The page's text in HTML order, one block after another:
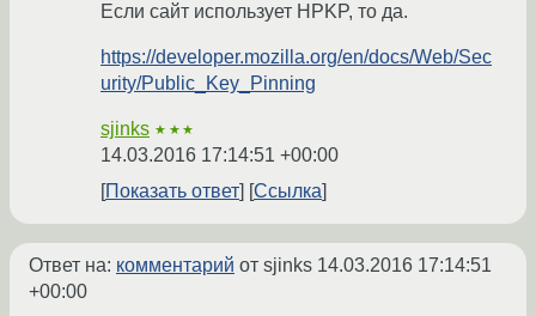
Если сайт использует HPKP, то да.
https://developer.mozilla.org/en/docs/Web/Sec
urity/Public_Key_Pinning
sjinks ★★★
14.03.2016 17:14:51 +00:00
Показать ответ
Ссылка
Ответ на: комментарий от sjinks 14.03.2016 17:14:51
+00:00